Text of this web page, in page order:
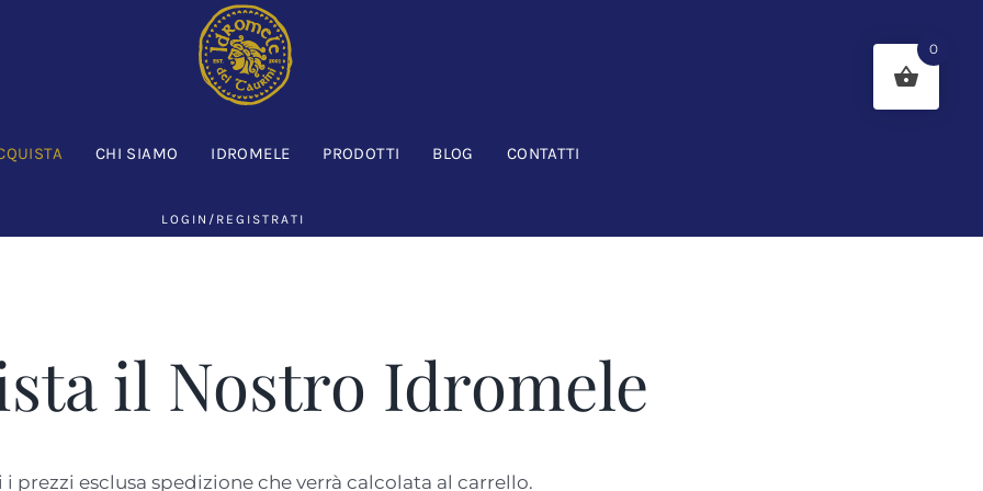
CHI SIAMO IDROMELE PRODOTTI BLOG CONTATTI
LOGIN/REGISTRATI
il Nostro Idromele
i prezzi esclusa spedizione che verrà calcolata al carrello.
0